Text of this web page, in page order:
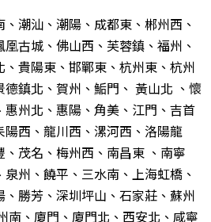
潮汕、潮陽、成都東、郴州西、
古城、佛山西、芙蓉鎮、福州、
貴陽東、邯鄲東、杭州東、杭州
鎮北、賀州、鮜門、 黃山北 、懷
州北、惠陽、角美、江門、吉首
西、龍川西、漯河西、洛陽龍
茂名、梅州西、南昌東 、南寧
州、饒平、三水南、上海虹橋、
勝芳、深圳坪山、石家莊、蘇州
南、廈門、廈門北、西安北、咸寧